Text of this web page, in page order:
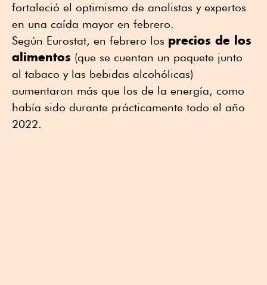
fortaleció el optimismo de analistas y expertos
en una caída mayor en febrero.
Según Eurostat, en febrero los precios de los
alimentos (que se cuentan un paquete junto
al tabaco y las bebidas alcohólicas)
aumentaron más que los de la energía, como
había sido durante prácticamente todo el año
2022.